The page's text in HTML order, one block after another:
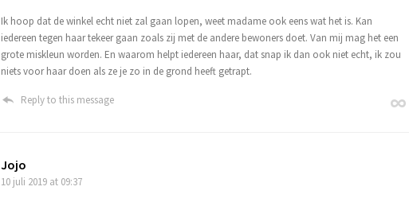
Ik hoop dat de winkel echt niet zal gaan lopen, weet madame ook eens wat het is. Kan
iedereen tegen haar tekeer gaan zoals zij met de andere bewoners doet. Van mij mag het een
grote miskleun worden. En waarom helpt iedereen haar, dat snap ik dan ook niet echt, ik zou
niets voor haar doen als ze je zo in de grond heeft getrapt.
Reply to this message
Jojo
10 juli 2019 at 09:37